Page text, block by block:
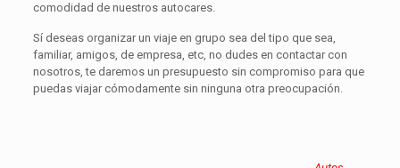
comodidad de nuestros autocares.
Sí deseas organizar un viaje en grupo sea del tipo que sea,
familiar, amigos, de empresa, etc, no dudes en contactar con
nosotros, te daremos un presupuesto sin compromiso para que
puedas viajar cómodamente sin ninguna otra preocupación.